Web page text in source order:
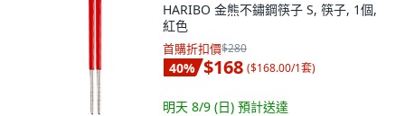
HARIBO 金熊不鏽鋼筷子 S, 筷子, 1個,
紅色
首購折扣價$280
40% $168 ($168.00/1套)
明天 8/9 (日) 預計送達